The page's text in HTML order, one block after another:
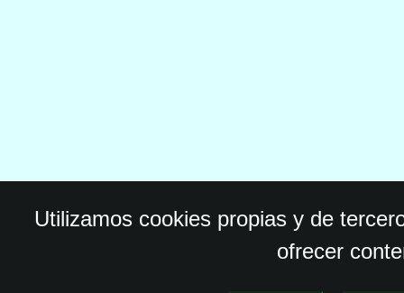
Utilizamos cookies propias y de
ofrecer